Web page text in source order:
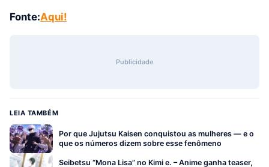
Fonte:Aqui!
Publicidade
LEIA TAMBÉM
Por que Jujutsu Kaisen conquistou as mulheres — e o
que os números dizem sobre esse fenômeno
Seibetsu “Mona Lisa” no Kimi e. – Anime ganha teaser,